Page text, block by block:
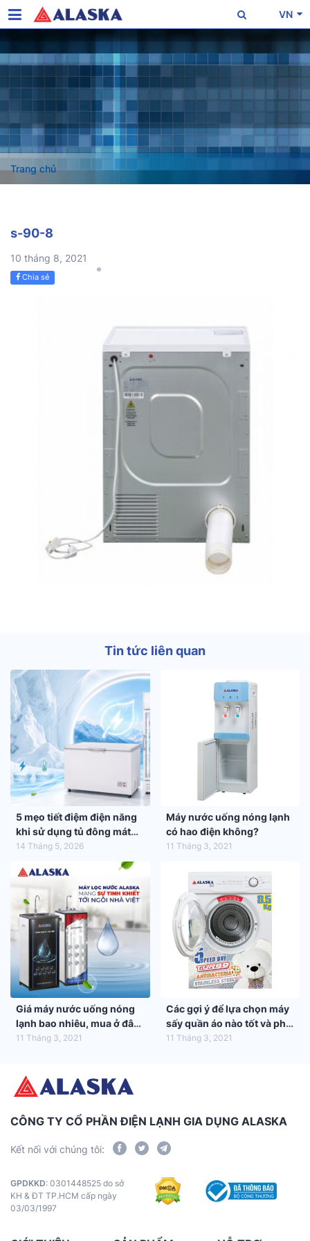
VN
Trang chủ
s-90-8
10 tháng 8, 2021
Chia sẻ
Tin tức liên quan
5 mẹo tiết điệm điện năng
khi sử dụng tủ đông mát
trong mùa hè 2026
14 Tháng 5, 2026
Máy nước uống nóng lạnh
có hao điện không?
11 Tháng 3, 2021
Giá máy nước uống nóng
lạnh bao nhiêu, mua ở đâu
tốt nhất?
11 Tháng 3, 2021
Các gợi ý để lựa chọn máy
sấy quần áo nào tốt và phù
hợp nhất với gia đình bạn
11 Tháng 3, 2021
CÔNG TY CỔ PHẦN ĐIỆN LẠNH GIA DỤNG ALASKA
Kết nối với chúng tôi:
GPDKKD: 0301448525 do sở
KH & ĐT TP.HCM cấp ngày
03/03/1997